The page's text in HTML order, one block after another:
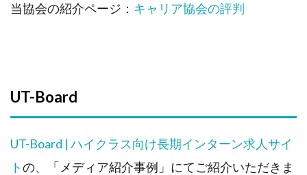
当協会の紹介ページ： キャリア協会の評判
UT-Board
UT-Board | ハイクラス向け長期インターン求人サイ
トの、「メディア紹介事例」にてご紹介いただきま